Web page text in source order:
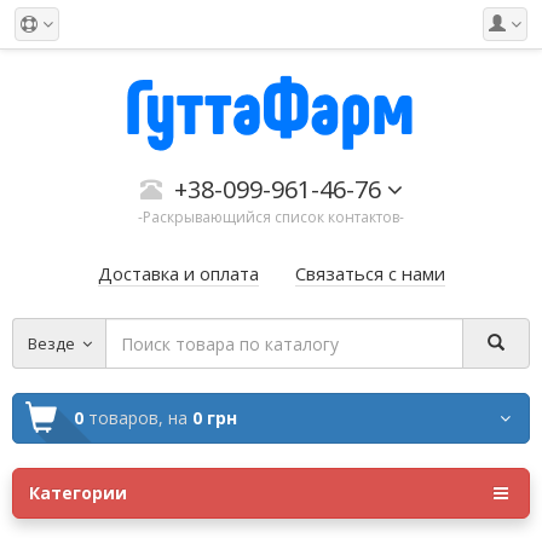
+38-099-961-46-76
-Раскрывающийся список контактов-
Доставка и оплата Связаться с нами
Везде
0 товаров, на 0 грн
Категории